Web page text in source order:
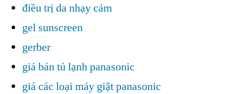
điều trị da nhạy cảm
gel sunscreen
gerber
giá bán tủ lạnh panasonic
giá các loại máy giặt panasonic